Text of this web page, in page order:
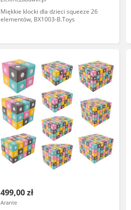
Miękkie klocki dla dzieci squeeze 26
elementów, BX1003-B.Toys
499,00 zł
Arante